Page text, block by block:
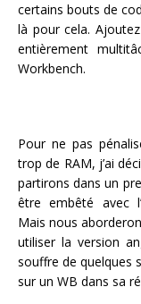
certains bouts de
là pour cela.
entièrement
Workbench.
Pour ne pas
trop de RAM, j’ai
partirons dans un
être embêté avec
Mais nous
utiliser la version
souffre de quelques
sur un WB dans sa